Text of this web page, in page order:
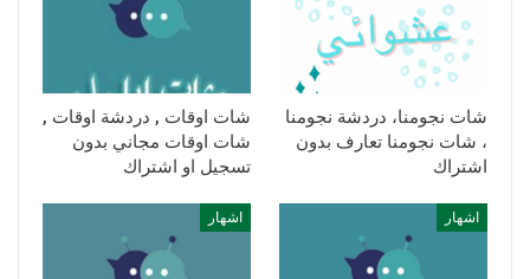
شات نجومنا، دردشة نجومنا
، شات نجومنا تعارف بدون
اشتراك
شات اوقات , دردشة اوقات ,
شات اوقات مجاني بدون
تسجيل او اشتراك
اشهار اشهار